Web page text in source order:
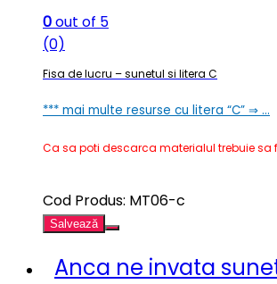
0out of 5
(0)
Fisa de lucru – sunetul si litera C
*** mai multe resurse cu litera “C” ⇒ …
Ca sa poti descarca materialul trebuie sa
Cod Produs: MT06-c
Salvează
Anca ne invata